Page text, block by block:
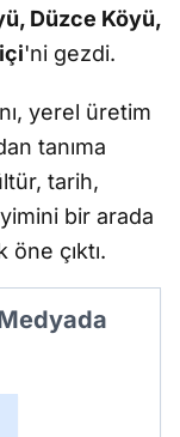
Düzce Köyü,
'ni gezdi.
yerel üretim
tanıma
tarih,
bir arada
çıktı.